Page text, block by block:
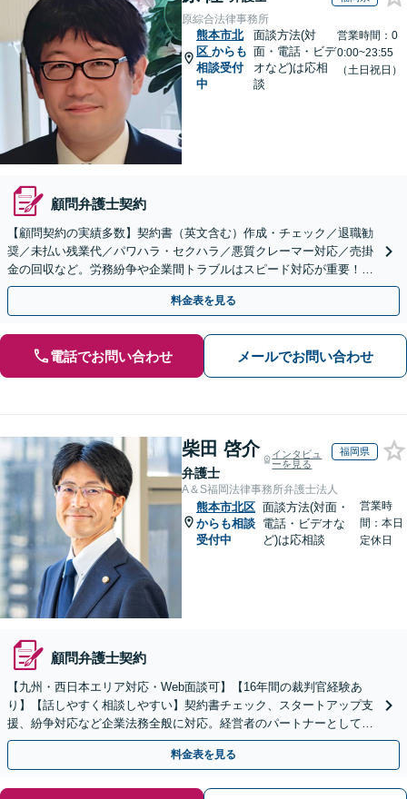
原綜合法律事務所
熊本市北
区 からも
相談受付
中
面談方法(対
面・電話・ビデ
オなど)は応相
談
営業時間：0
0:00~23:55
（土日祝日）
顧問弁護士契約
【顧問契約の実績多数】契約書（英文含む）作成・チェック／退職勧
奨／未払い残業代／パワハラ・セクハラ／悪質クレーマー対応／売掛
金の回収など。労務紛争や企業間トラブルはスピード対応が重要！ビ
ジネスを発展させるために全力でサポートします。
料金表を見る
電話でお問い合わせ メールでお問い合わせ
柴田 啓介
弁護士
インタビュ
ーを見る
福岡県
A＆S福岡法律事務所弁護士法人
熊本市北区
からも相談
受付中
面談方法(対面・
電話・ビデオな
ど)は応相談
営業時
間：本日
定休日
顧問弁護士契約
【九州・西日本エリア対応・Web面談可】【16年間の裁判官経験あ
り】【話しやすく相談しやすい】契約書チェック、スタートアップ支
援、紛争対応など企業法務全般に対応。経営者のパートナーとして伴
走し、依頼者さまのビジネスをサポートします！
料金表を見る